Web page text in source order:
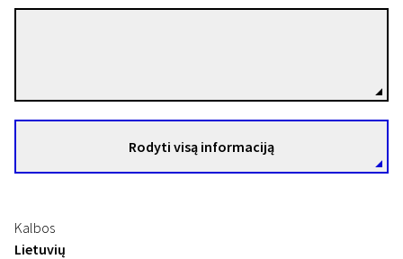
Rodyti visą informaciją
Kalbos
Lietuvių